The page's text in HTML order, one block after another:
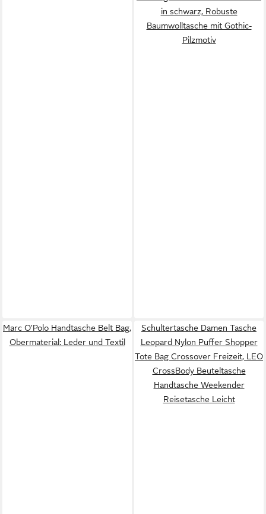
in schwarz, Robuste
Baumwolltasche mit Gothic-
Pilzmotiv
Marc O'Polo Handtasche Belt Bag,
Obermaterial: Leder und Textil
Schultertasche Damen Tasche
Leopard Nylon Puffer Shopper
Tote Bag Crossover Freizeit, LEO
CrossBody Beuteltasche
Handtasche Weekender
Reisetasche Leicht